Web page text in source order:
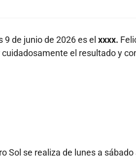
de junio de 2026 es el xxxx.
el resultado y
Sol se realiza de lunes a sábado